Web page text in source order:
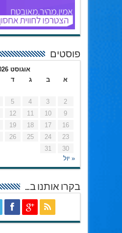
פוסטים
אוגוסט 2026
א
ב ג ד
2
3
4
5
9
10
11
12
16
17
18
19
23
24
25
26
30
31
« יול
בקרו אותנו ב…